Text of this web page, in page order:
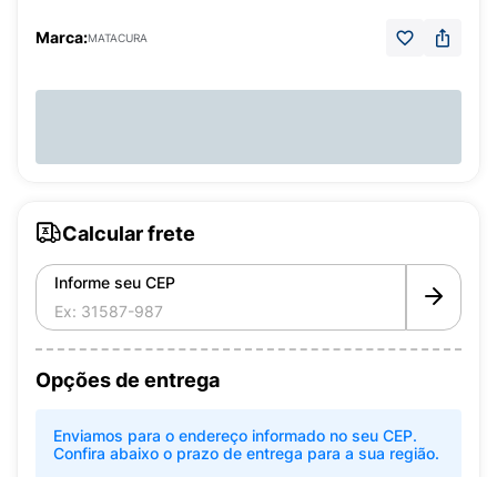
Marca:MATACURA
Calcular frete
Informe seu CEP
Opções de entrega
Enviamos para o endereço informado no seu CEP.
Confira abaixo o prazo de entrega para a sua região.